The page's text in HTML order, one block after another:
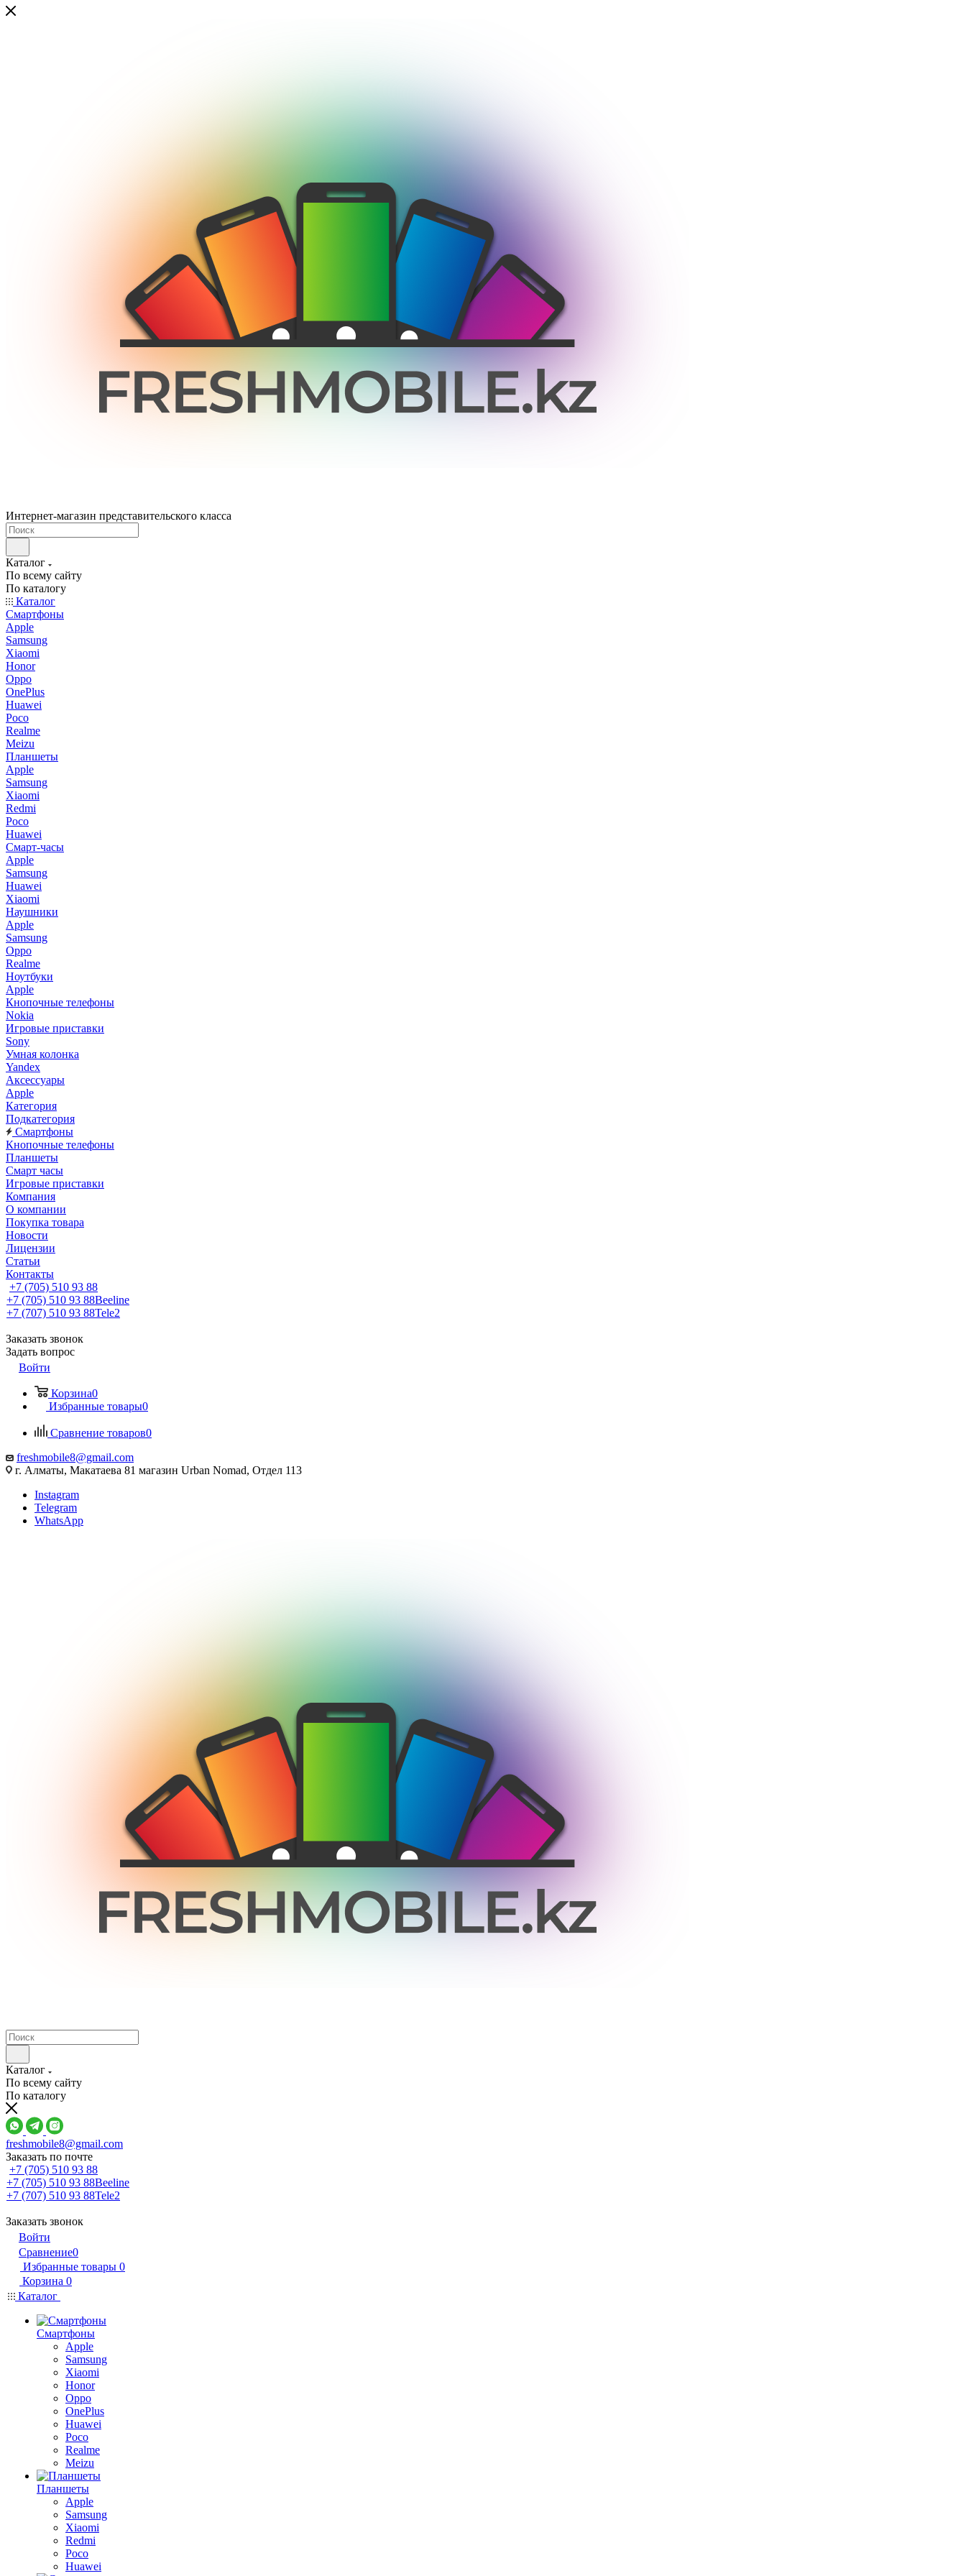
Интернет-магазин представительского класса
Каталог
По всему сайту
По каталогу
Каталог
Смартфоны
Apple
Samsung
Xiaomi
Honor
Oppo
OnePlus
Huawei
Poco
Realme
Meizu
Планшеты
Apple
Samsung
Xiaomi
Redmi
Poco
Huawei
Смарт-часы
Apple
Samsung
Huawei
Xiaomi
Наушники
Apple
Samsung
Oppo
Realme
Ноутбуки
Apple
Кнопочные телефоны
Nokia
Игровые приставки
Sony
Умная колонка
Yandex
Аксессуары
Apple
Категория
Подкатегория
Смартфоны
Кнопочные телефоны
Планшеты
Смарт часы
Игровые приставки
Компания
О компании
Покупка товара
Новости
Лицензии
Статьи
Контакты
+7 (705) 510 93 88
+7 (705) 510 93 88Beeline
+7 (707) 510 93 88Tele2
Заказать звонок
Задать вопрос
Войти
Корзина0
Избранные товары0
Сравнение товаров0
freshmobile8@gmail.com
г. Алматы, Макатаева 81 магазин Urban Nomad, Отдел 113
Instagram
Telegram
WhatsApp
Каталог
По всему сайту
По каталогу
freshmobile8@gmail.com
Заказать по почте
+7 (705) 510 93 88
+7 (705) 510 93 88Beeline
+7 (707) 510 93 88Tele2
Заказать звонок
Войти
Сравнение0
Избранные товары 0
Корзина 0
Каталог
Смартфоны
Apple
Samsung
Xiaomi
Honor
Oppo
OnePlus
Huawei
Poco
Realme
Meizu
Планшеты
Apple
Samsung
Xiaomi
Redmi
Poco
Huawei